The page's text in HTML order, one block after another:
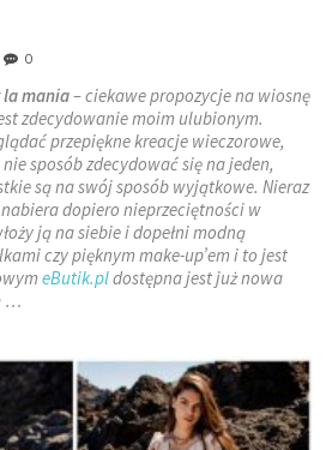
0
la mania– ciekawe propozycje na wiosnę
zdecydowanie moim ulubionym.
przepiękne kreacje wieczorowe,
sposób zdecydować się na jeden,
są na swój sposób wyjątkowe. Nieraz
nabiera dopiero nieprzeciętności w
ją na siebie i dopełni modną
czy pięknym make-up’em i to jest
eButik.pldostępna jest już nowa
…